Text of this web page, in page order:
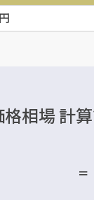
格相場 計